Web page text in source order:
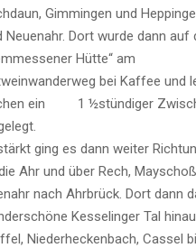
Gimmingen und
Neuenahr. Dort wurde dann auf
Hütte“ am
bei Kaffee und
ein 1 ½stündiger
ging es dann weiter
Ahr und über Rech,
nach Ahrbrück. Dort dann
Kesselinger Tal
Niederheckenbach, Cassel